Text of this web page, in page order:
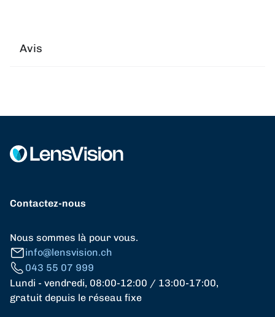
Avis
Contactez-nous
Nous sommes là pour vous.
info@lensvision.ch
043 55 07 999
Lundi - vendredi, 08:00-12:00 / 13:00-17:00,
gratuit depuis le réseau fixe